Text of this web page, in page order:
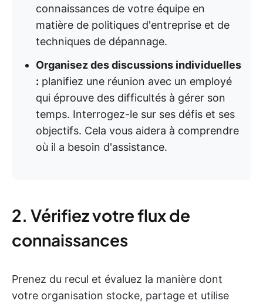
connaissances de votre équipe en
matière de politiques d'entreprise et de
techniques de dépannage.
Organisez des discussions individuelles
: planifiez une réunion avec un employé
qui éprouve des difficultés à gérer son
temps. Interrogez-le sur ses défis et ses
objectifs. Cela vous aidera à comprendre
où il a besoin d'assistance.
2. Vérifiez votre flux de
connaissances
Prenez du recul et évaluez la manière dont
votre organisation stocke, partage et utilise